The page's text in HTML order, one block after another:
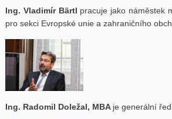
Ing. Vladimír Bärtl pracuje jako náměstek
pro sekci Evropské unie a zahraničního
Ing. Radomil Doležal, MBA je generální